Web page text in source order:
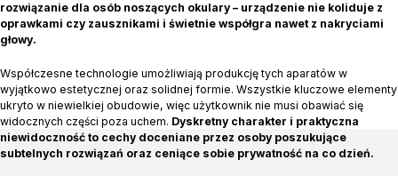
rozwiązanie dla osób noszących okulary – urządzenie nie koliduje z
oprawkami czy zausznikami i świetnie współgra nawet z nakryciami
głowy.
Współczesne technologie umożliwiają produkcję tych aparatów w
wyjątkowo estetycznej oraz solidnej formie. Wszystkie kluczowe elementy
ukryto w niewielkiej obudowie, więc użytkownik nie musi obawiać się
widocznych części poza uchem. Dyskretny charakter i praktyczna
niewidoczność to cechy doceniane przez osoby poszukujące
subtelnych rozwiązań oraz ceniące sobie prywatność na co dzień.